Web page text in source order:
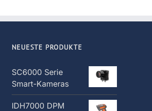
NEUESTE PRODUKTE
SC6000 Serie
Smart-Kameras
IDH7000 DPM